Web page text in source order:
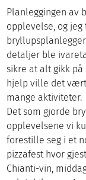
Planleggingen av
opplevelse, og
detaljer ble
sikre at alt gikk på
hjelp ville det
mange aktiviteter.
Det som gjorde
opplevelsene vi
forestille seg i et
pizzafest hvor
Chianti-vin,